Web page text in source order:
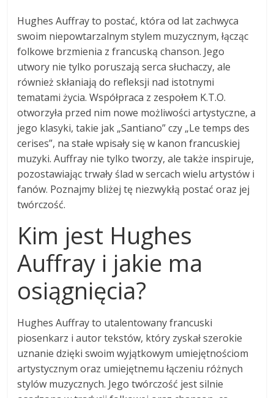
Hughes Auffray to postać, która od lat zachwyca
swoim niepowtarzalnym stylem muzycznym, łącząc
folkowe brzmienia z francuską chanson. Jego
utwory nie tylko poruszają serca słuchaczy, ale
również skłaniają do refleksji nad istotnymi
tematami życia. Współpraca z zespołem K.T.O.
otworzyła przed nim nowe możliwości artystyczne, a
jego klasyki, takie jak „Santiano” czy „Le temps des
cerises”, na stałe wpisały się w kanon francuskiej
muzyki. Auffray nie tylko tworzy, ale także inspiruje,
pozostawiając trwały ślad w sercach wielu artystów i
fanów. Poznajmy bliżej tę niezwykłą postać oraz jej
twórczość.
Kim jest Hughes
Auffray i jakie ma
osiągnięcia?
Hughes Auffray to utalentowany francuski
piosenkarz i autor tekstów, który zyskał szerokie
uznanie dzięki swoim wyjątkowym umiejętnościom
artystycznym oraz umiejętnemu łączeniu różnych
stylów muzycznych. Jego twórczość jest silnie